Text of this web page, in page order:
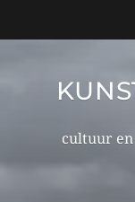
cultuur